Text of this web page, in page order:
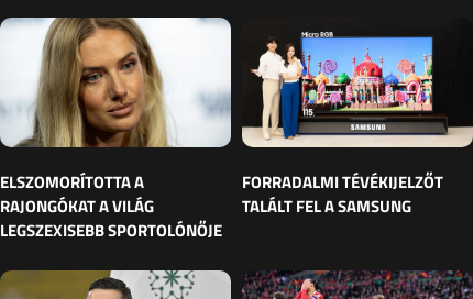
ELSZOMORÍTOTTA A
RAJONGÓKAT A VILÁG
LEGSZEXISEBB SPORTOLÓNŐJE
FORRADALMI TÉVÉKIJELZŐT
TALÁLT FEL A SAMSUNG